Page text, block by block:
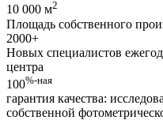
10 000 м2
Площадь собственного
2000+
Новых специалистов
центра
100%-ная
гарантия качества:
собственной